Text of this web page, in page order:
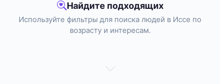
Найдите подходящих
Используйте фильтры для поиска людей в Иссе по
возрасту и интересам.